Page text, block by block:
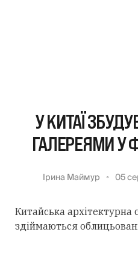
У КИТАЇ
ГАЛЕРЕЯМИ У
Ірина Маймур 05
Китайська
здіймаються